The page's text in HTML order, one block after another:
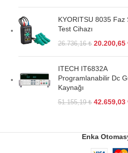
KYORITSU 8035 Faz
Test Cihazı
26.736,16₺ 20.200,65
ITECH IT6832A
Programlanabilir Dc
Kaynağı
51.155,19₺ 42.659,03
Enka